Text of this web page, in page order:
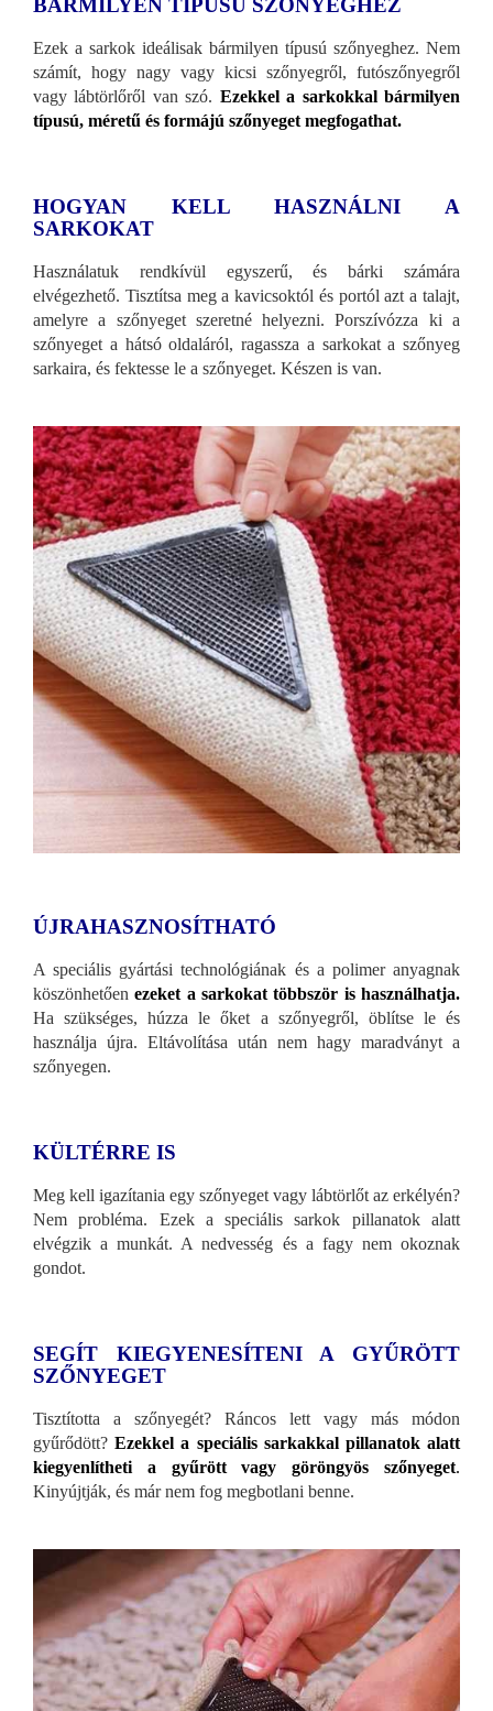
BÁRMILYEN TÍPUSÚ SZŐNYEGHEZ
Ezek a sarkok ideálisak bármilyen típusú szőnyeghez. Nem
számít, hogy nagy vagy kicsi szőnyegről, futószőnyegről
vagy lábtörlőről van szó. Ezekkel a sarkokkal bármilyen
típusú, méretű és formájú szőnyeget megfogathat.
HOGYAN KELL HASZNÁLNI A
SARKOKAT
Használatuk rendkívül egyszerű, és bárki számára
elvégezhető. Tisztítsa meg a kavicsoktól és portól azt a talajt,
amelyre a szőnyeget szeretné helyezni. Porszívózza ki a
szőnyeget a hátsó oldaláról, ragassza a sarkokat a szőnyeg
sarkaira, és fektesse le a szőnyeget. Készen is van.
ÚJRAHASZNOSÍTHATÓ
A speciális gyártási technológiának és a polimer anyagnak
köszönhetőenezeket a sarkokat többször is használhatja.
Ha szükséges, húzza le őket a szőnyegről, öblítse le és
használja újra. Eltávolítása után nem hagy maradványt a
szőnyegen.
KÜLTÉRRE IS
Meg kell igazítania egy szőnyeget vagy lábtörlőt az erkélyén?
Nem probléma. Ezek a speciális sarkok pillanatok alatt
elvégzik a munkát. A nedvesség és a fagy nem okoznak
gondot.
SEGÍT KIEGYENESÍTENI A GYŰRÖTT
SZŐNYEGET
Tisztította a szőnyegét? Ráncos lett vagy más módon
gyűrődött?Ezekkel a speciális sarkakkal pillanatok alatt
kiegyenlítheti a gyűrött vagy göröngyös szőnyeget.
Kinyújtják, és már nem fog megbotlani benne.